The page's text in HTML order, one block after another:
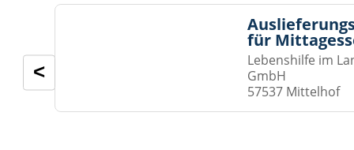
für
Lebenshilfe im
GmbH
57537 Mittelhof
<